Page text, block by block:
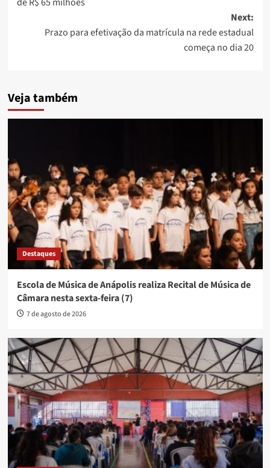
Next:
Prazo para efetivação da matrícula na rede estadual
começa no dia 20
Veja também
Destaques
Escola de Música de Anápolis realiza Recital de Música de
Câmara nesta sexta-feira (7)
7 de agosto de 2026